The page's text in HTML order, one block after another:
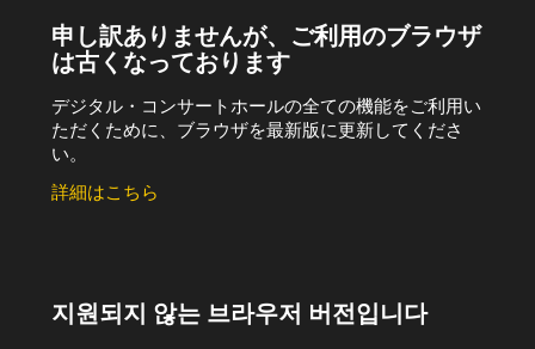
申し訳ありませんが、ご利用のブラウザ
は古くなっております
デジタル・コンサートホールの全ての機能をご利用い
ただくために、ブラウザを最新版に更新してくださ
い。
詳細はこちら
지원되지 않는 브라우저 버전입니다